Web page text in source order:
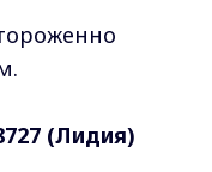
(Лидия)